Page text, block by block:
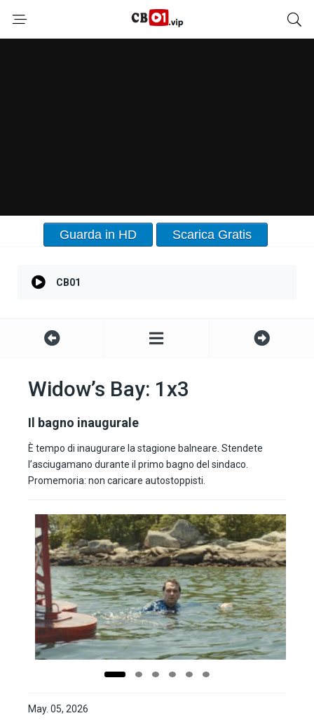
Guarda in HD Scarica Gratis
CB01
Widow’s Bay: 1x3
Il bagno inaugurale
È tempo di inaugurare la stagione balneare. Stendete
l’asciugamano durante il primo bagno del sindaco.
Promemoria: non caricare autostoppisti.
May. 05, 2026